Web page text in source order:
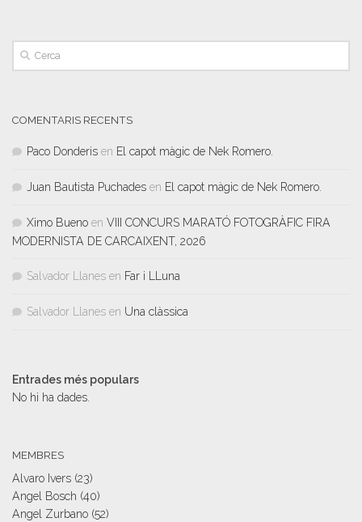
COMENTARIS RECENTS
Paco Donderis en El capot màgic de Nek Romero.
Juan Bautista Puchades en El capot màgic de Nek Romero.
Ximo Bueno en VIII CONCURS MARATÓ FOTOGRÀFIC FIRA
MODERNISTA DE CARCAIXENT, 2026
Salvador Llanes en Far i LLuna
Salvador Llanes en Una clàssica
Entrades més populars
No hi ha dades.
MEMBRES
Alvaro Ivers (23)
Angel Bosch (40)
Angel Zurbano (52)